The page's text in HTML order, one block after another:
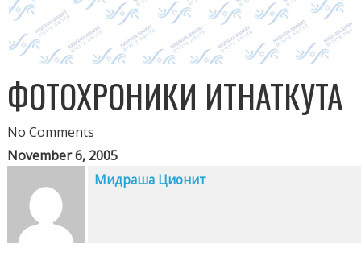
ФОТОХРОНИКИ ИТНАТКУТА
No Comments
November 6, 2005
Мидраша Ционит